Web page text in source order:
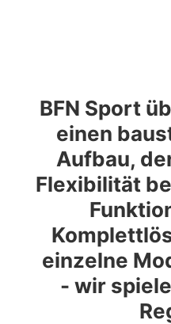
BFN Sport
einen
Aufbau,
Flexibilität
einzelne
- wir